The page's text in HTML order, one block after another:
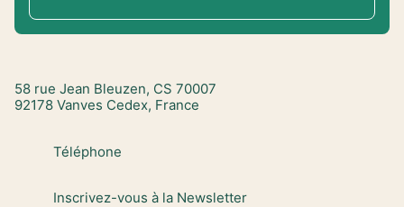
58 rue Jean Bleuzen, CS 70007
92178 Vanves Cedex, France
Téléphone
Inscrivez-vous à la Newsletter